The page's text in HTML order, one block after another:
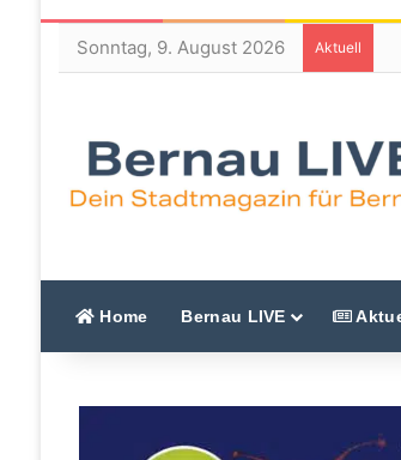
Sonntag, 9. August 2026 Aktuell
Home Bernau LIVE